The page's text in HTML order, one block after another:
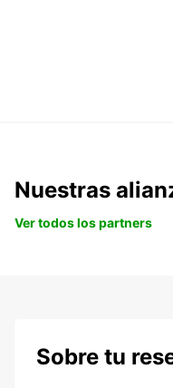
Nuestras
Ver todos los partners
Sobre tu